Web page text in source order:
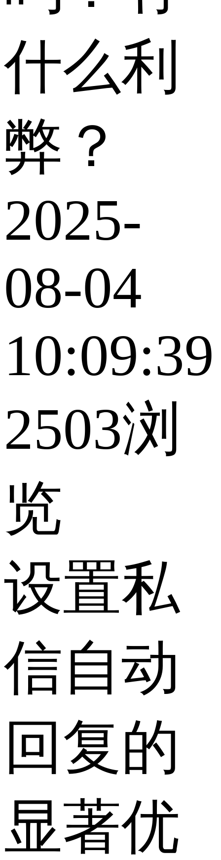
什么利
弊？
2025-
08-04
10:09:39
2503浏
览
设置私
信自动
回复的
显著优